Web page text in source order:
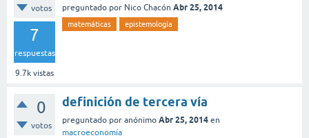
votos
7
respuestas
9.7k vistas
preguntado por Nico Chacón Abr 25, 2014
matemáticas epistemología
0
votos
definición de tercera vía
preguntado por anónimo Abr 25, 2014 en
macroeconomía